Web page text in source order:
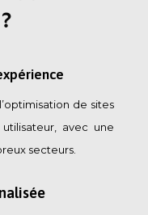
de sites
avec une
secteurs.